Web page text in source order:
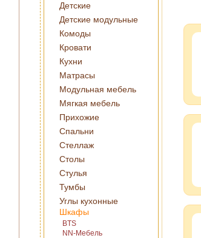
Детские
Детские модульные
Комоды
Кровати
Кухни
Матрасы
Модульная мебель
Мягкая мебель
Прихожие
Спальни
Стеллаж
Столы
Стулья
Тумбы
Углы кухонные
Шкафы
BTS
NN-Мебель